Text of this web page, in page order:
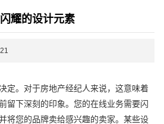
耀的设计元素
定。对于房地产经纪人来说，这意味着
留下深刻的印象。您的在线业务需要闪
将您的品牌卖给感兴趣的卖家。某些设